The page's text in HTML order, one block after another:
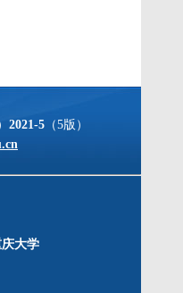
2021-5（5版）
大学